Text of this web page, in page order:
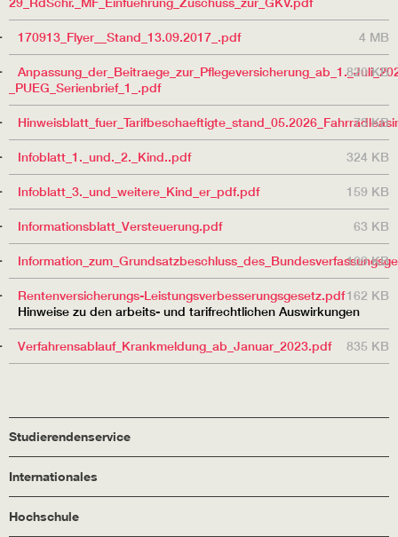
170913_Flyer__Stand_13.09.2017_.pdf 4 MB
_PUEG_Serienbrief_1_.pdf
820 KB
73 KB
Infoblatt_1._und._2._Kind..pdf 324 KB
Infoblatt_3._und_weitere_Kind_er_pdf.pdf 159 KB
Informationsblatt_Versteuerung.pdf 63 KB
109 KB
Rentenversicherungs-Leistungsverbesserungsgesetz.pdf
Hinweise zu den arbeits- und tarifrechtlichen Auswirkungen
162 KB
Verfahrensablauf_Krankmeldung_ab_Januar_2023.pdf 835 KB
Studierendenservice
Internationales
Hochschule